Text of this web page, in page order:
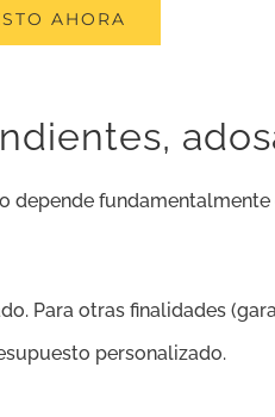
AHORA
depende fundamentalmente
Para otras finalidades
personalizado.